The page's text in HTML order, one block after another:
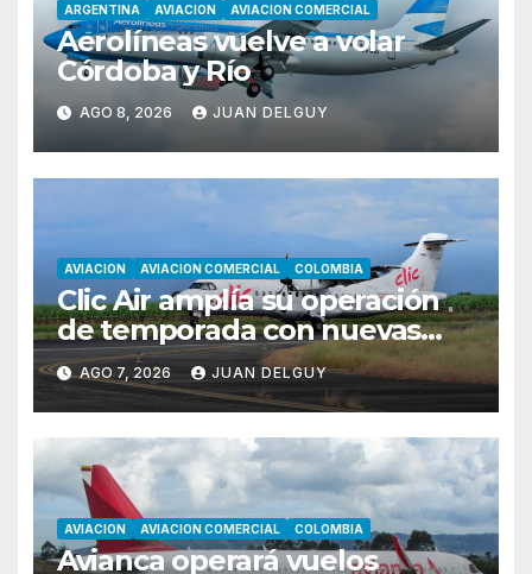
ARGENTINA AVIACION AVIACION COMERCIAL
Aerolíneas vuelve a volar
Córdoba y Río
AGO 8, 2026 JUAN DELGUY
AVIACION AVIACION COMERCIAL COLOMBIA
Clic Air amplía su operación
de temporada con nuevas
rutas hacia Cartagena y Tolú
AGO 7, 2026 JUAN DELGUY
AVIACION AVIACION COMERCIAL COLOMBIA
Avianca operará vuelos